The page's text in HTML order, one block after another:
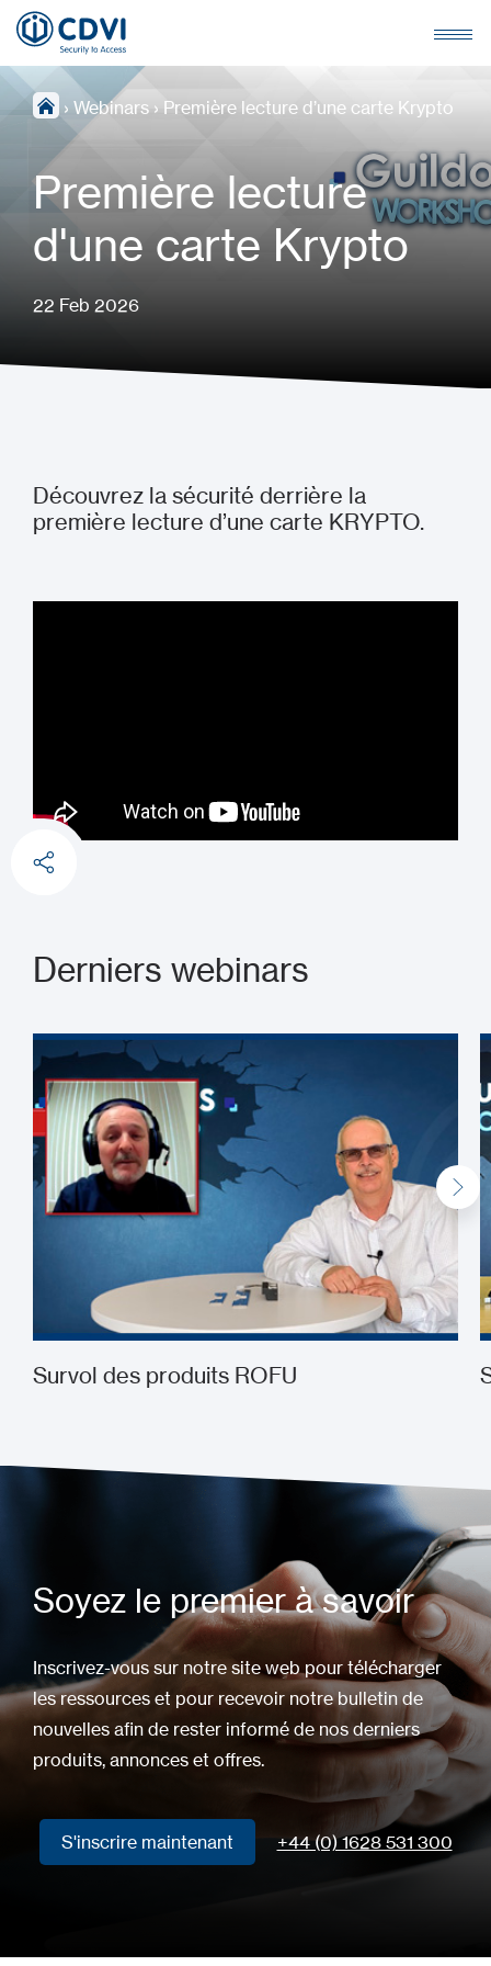
› Webinars › Première lecture d’une carte Krypto
Première lecture
d'une carte Krypto
22 Feb 2026
Découvrez la sécurité derrière la
première lecture d’une carte KRYPTO.
Derniers webinars
Survol des produits ROFU
Soyez le premier à savoir
Inscrivez-vous sur notre site web pour télécharger
les ressources et pour recevoir notre bulletin de
nouvelles afin de rester informé de nos derniers
produits, annonces et offres.
S'inscrire maintenant +44 (0) 1628 531 300